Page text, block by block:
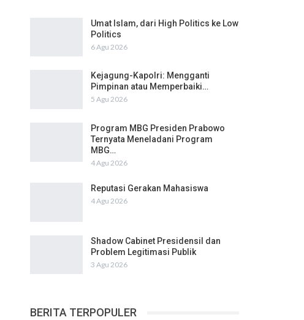
Umat Islam, dari High Politics ke Low
Politics
6 Agu 2026
Kejagung-Kapolri: Mengganti
Pimpinan atau Memperbaiki…
5 Agu 2026
Program MBG Presiden Prabowo
Ternyata Meneladani Program
MBG…
4 Agu 2026
Reputasi Gerakan Mahasiswa
4 Agu 2026
Shadow Cabinet Presidensil dan
Problem Legitimasi Publik
3 Agu 2026
BERITA TERPOPULER